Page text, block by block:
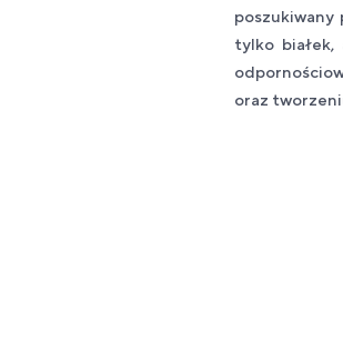
tylko białek,
oraz